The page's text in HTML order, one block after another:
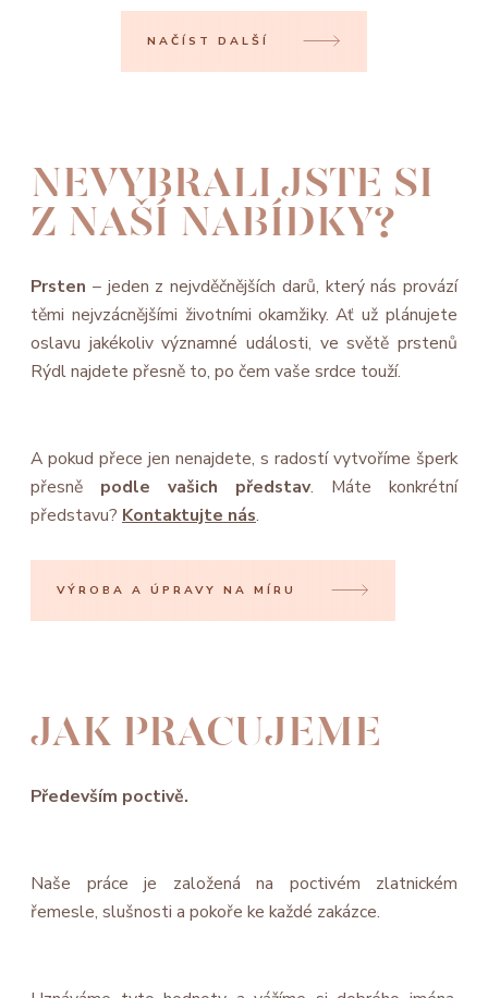
NAČÍST DALŠÍ
NEVYBRALI JSTE SI
Z NAŠÍ NABÍDKY?
Prsten – jeden z nejvděčnějších darů, který nás provází
těmi nejvzácnějšími životními okamžiky. Ať už plánujete
oslavu jakékoliv významné události, ve světě prstenů
Rýdl najdete přesně to, po čem vaše srdce touží.
A pokud přece jen nenajdete, s radostí vytvoříme šperk
přesně podle vašich představ. Máte konkrétní
představu? Kontaktujte nás.
VÝROBA A ÚPRAVY NA MÍRU
JAK PRACUJEME
Především poctivě.
Naše práce je založená na poctivém zlatnickém
řemesle, slušnosti a pokoře ke každé zakázce.